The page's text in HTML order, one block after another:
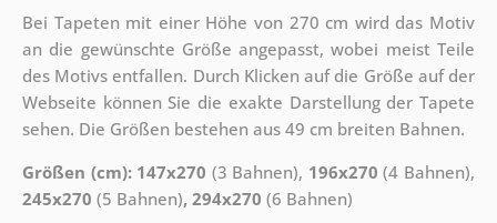
Bei Tapeten mit einer Höhe von 270 cm wird das Motiv
an die gewünschte Größe angepasst, wobei meist Teile
des Motivs entfallen. Durch Klicken auf die Größe auf der
Webseite können Sie die exakte Darstellung der Tapete
sehen. Die Größen bestehen aus 49 cm breiten Bahnen.
Größen (cm): 147x270 (3 Bahnen), 196x270 (4 Bahnen),
245x270 (5 Bahnen), 294x270 (6 Bahnen)